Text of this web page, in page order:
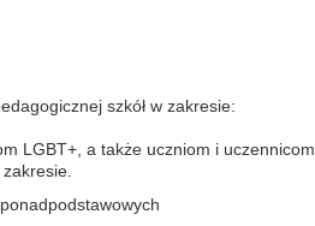
szkół w zakresie:
LGBT+, a także uczniom i uczennicom